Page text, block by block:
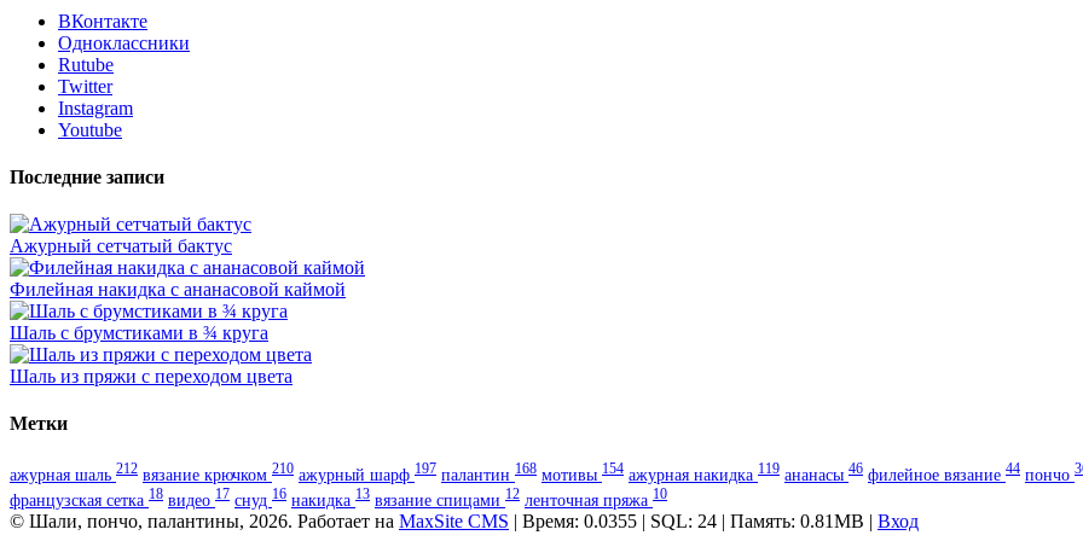
ВКонтакте
Одноклассники
Rutube
Twitter
Instagram
Youtube
Последние записи
Ажурный сетчатый бактус
Филейная накидка с ананасовой каймой
Шаль с брумстиками в ¾ круга
Шаль из пряжи с переходом цвета
Метки
ажурная шаль 212 вязание крючком 210 ажурный шарф 197 палантин 168 мотивы 154 ажурная накидка 119 ананасы 46 филейное вязание 44 пончо
французская сетка 18 видео 17 снуд 16 накидка 13 вязание спицами 12 ленточная пряжа 10
© Шали, пончо, палантины, 2026. Работает на MaxSite CMS | Время: 0.0355 | SQL: 24 | Память: 0.81MB | Вход